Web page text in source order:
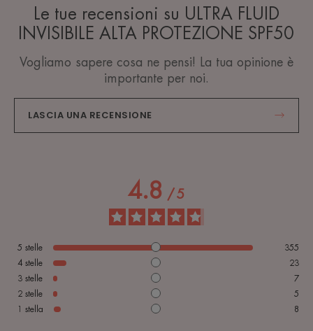
Le tue recensioni su ULTRA FLUID
INVISIBILE ALTA PROTEZIONE SPF50
Vogliamo sapere cosa ne pensi! La tua opinione è
importante per noi.
LASCIA UNA RECENSIONE
4.8 /5
5 stelle
355
4 stelle
23
3 stelle
7
2 stelle
5
1 stella 8